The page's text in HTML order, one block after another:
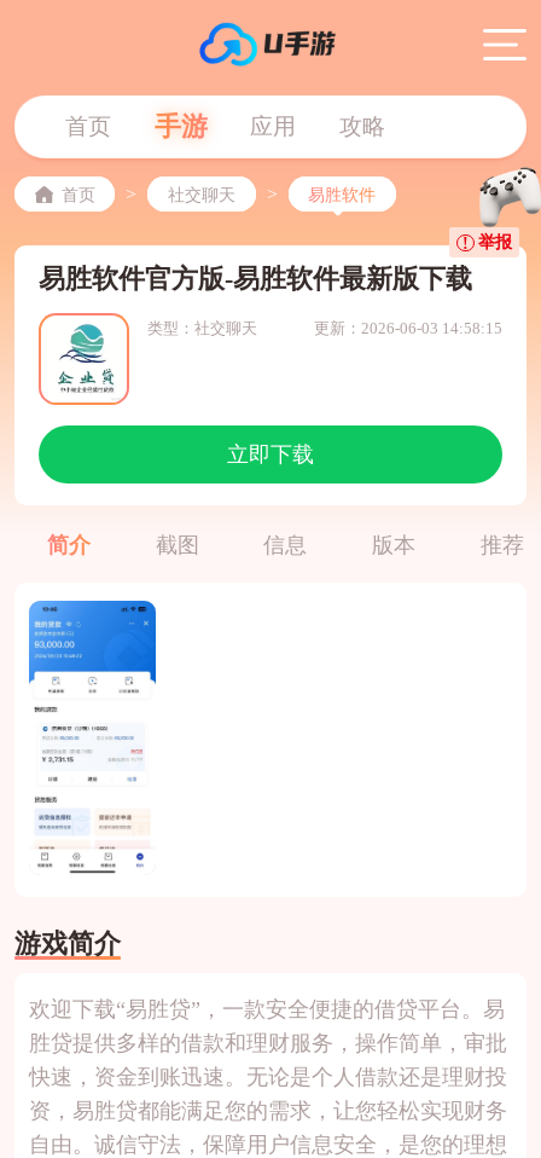
首页 手游 应用 攻略
首页 > 社交聊天 > 易胜软件
易胜软件官方版-易胜软件最新版下载
类型：社交聊天 更新：2026-06-03 14:58:15
立即下载
举报
简介 截图 信息 版本 推荐
游戏简介
欢迎下载“易胜贷”，一款安全便捷的借贷平台。易
胜贷提供多样的借款和理财服务，操作简单，审批
快速，资金到账迅速。无论是个人借款还是理财投
资，易胜贷都能满足您的需求，让您轻松实现财务
自由。诚信守法，保障用户信息安全，是您的理想